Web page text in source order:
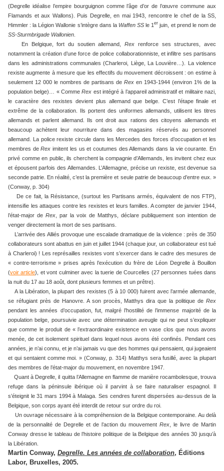
(Degrelle idéalise l’empire bourguignon comme l’âge d’or de l’œuvre commune aux
Flamands et aux Wallons). Puis Degrelle, en mai 1943, rencontre le chef de la SS,
Himmler : la Légion Wallonie s’intègre dans la Waffen SS le 1er juin, et prend le nom de
SS-Sturmbrigade Wallonien
En Belgique, fort du soutien allemand,Rex renforce ses structures, avec
notamment la création d’une force de police collaborationniste, et infiltre ses partisans
dans les administrations communales (Charleroi, Liège, La Louvière…). La violence
rexiste augmente à mesure que les effectifs du mouvement décroissent : on estime à
seulement 12 000 le nombres de partisans de Rex en 1943-1944 (environ 1% de la
population belge)… « CommeRex est intégré à l’appareil administratif et militaire nazi,
le caractère des rexistes devient plus allemand que belge. C’est l’étape finale et
extrême de la collaboration. Ils portent des uniformes allemands, utilisent les titres
allemands et parlent allemand. Ils ont droit aux rations des citoyens allemands et
beaucoup achètent leur nourriture dans des magasins réservés au personnel
allemand. La police rexiste circule dans les Mercedes des forces d’occupation et les
membres deRex imitent les us et coutumes des Allemands dans la vie courante. En
privé comme en public, ils cherchent la compagnie d’Allemands, les invitent chez eux
et épousent parfois des Allemandes. L’Allemagne, précise un rexiste, est devenue sa
seconde patrie. En réalité, c’est la première et seule patrie de beaucoup d’entre eux. »
(Conway, p. 304)
De ce fait, la Résistance, (surtout les Partisans armés, équivalent de nos FTP),
intensifie les attaques contre les rexistes et leurs familles. A compter de janvier 1944,
l’état-major de Rex , par la voix de Matthys, déclare publiquement son intention de
venger directement la mort de ses partisans.
L’arrivée des Alliés provoque une escalade dramatique de la violence : près de 350
collaborateurs sont abattus en juin et juillet 1944 (chaque jour, un collaborateur est tué
à Charleroi) ! Les représailles rexistes vont s’exercer dans le cadre des mesures de
« contre-terrorisme » prises après l’exécution du frère de Léon Degrelle à Bouillon
(voir article), et vont culminer avec la tuerie de Courcelles (27 personnes tuées dans
la nuit du 17 au 18 août, dont plusieurs femmes et un prêtre).
A la Libération, la plupart des rexistes (5 à 10 000) fuirent avec l’armée allemande,
se réfugiant près de Hanovre. A son procès, Matthys dira que la politique de Rex
pendant les années d’occupation, fut, malgré l’hostilité de l’immense majorité de la
population belge, poursuivie avec une détermination aveugle qui ne peut s’expliquer
que comme le produit de « l’extraordinaire existence en vase clos que nous avons
menée, de cet isolement spirituel dans lequel nous avons été confinés. Pendant ces
années, je n’ai connu, et je n’ai jamais vu que des hommes qui pensaient, qui jugeaient
et qui sentaient comme moi. » (Conway, p. 314) Matthys sera fusillé, avec la plupart
des membres de l’état-major du mouvement, en novembre 1947.
Quant à Degrelle, il quitta l’Allemagne en flamme de manière rocambolesque, trouva
refuge dans la péninsule ibérique où il parvint à se faire naturaliser espagnol. Il
s’éteignit le 31 mars 1994 à Malaga. Ses cendres furent dispersées au-dessus de la
Belgique, son corps ayant été interdit de retour sur ordre du roi.
Un ouvrage nécessaire à la compréhension de la Belgique contemporaine. Au delà
de la personnalité de Degrelle et de l’action du mouvementRex , le livre de Martin
Conway dresse le tableau de l’histoire politique de la Belgique des années 30 jusqu’à
la Libération.
Martin Conway, Degrelle. Les années de collaboration, Éditions
Labor, Bruxelles, 2005.